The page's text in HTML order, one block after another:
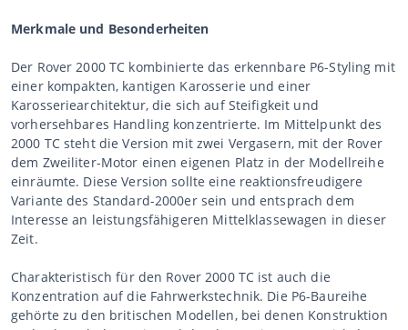
Merkmale und Besonderheiten
Der Rover 2000 TC kombinierte das erkennbare P6-Styling mit
einer kompakten, kantigen Karosserie und einer
Karosseriearchitektur, die sich auf Steifigkeit und
vorhersehbares Handling konzentrierte. Im Mittelpunkt des
2000 TC steht die Version mit zwei Vergasern, mit der Rover
dem Zweiliter-Motor einen eigenen Platz in der Modellreihe
einräumte. Diese Version sollte eine reaktionsfreudigere
Variante des Standard-2000er sein und entsprach dem
Interesse an leistungsfähigeren Mittelklassewagen in dieser
Zeit.
Charakteristisch für den Rover 2000 TC ist auch die
Konzentration auf die Fahrwerkstechnik. Die P6-Baureihe
gehörte zu den britischen Modellen, bei denen Konstruktion